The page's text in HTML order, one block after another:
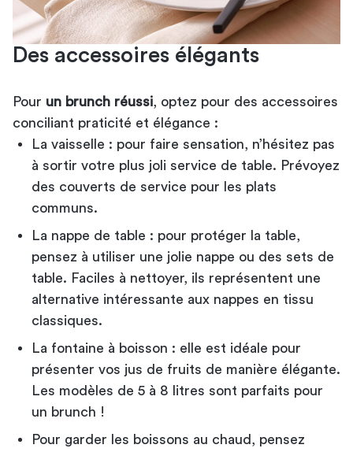
Des accessoires élégants
Pour un brunch réussi , optez pour des accessoires
conciliant praticité et élégance :
La vaisselle : pour faire sensation, n’hésitez pas
à sortir votre plus joli service de table. Prévoyez
des couverts de service pour les plats
communs.
La nappe de table : pour protéger la table,
pensez à utiliser une jolie nappe ou des sets de
table. Faciles à nettoyer, ils représentent une
alternative intéressante aux nappes en tissu
classiques.
La fontaine à boisson : elle est idéale pour
présenter vos jus de fruits de manière élégante.
Les modèles de 5 à 8 litres sont parfaits pour
un brunch !
Pour garder les boissons au chaud, pensez